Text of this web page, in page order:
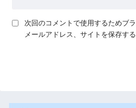
次回のコメントで使用するためブ
メールアドレス、サイトを保存する